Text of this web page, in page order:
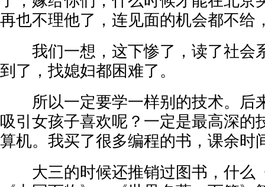
再也不理他了，连见面的机会都不给
我们一想，这下惨了，读了社会
到了，找媳妇都困难了。
所以一定要学一样别的技术。后
吸引女孩子喜欢呢？一定是最高深的
算机。我买了很多编程的书，课余时
大三的时候还推销过图书，什么